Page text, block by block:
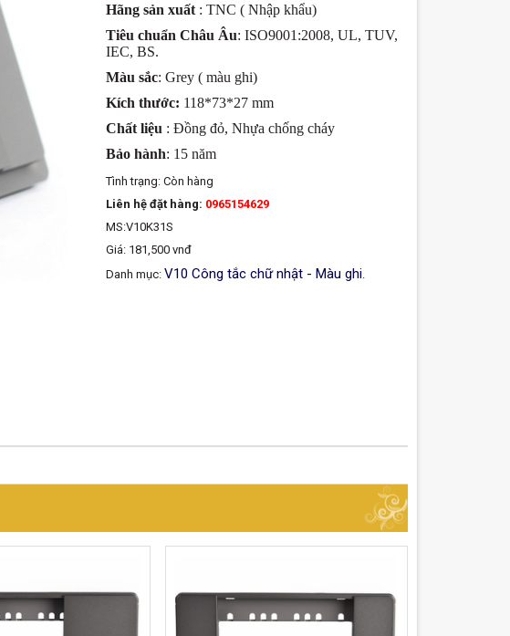
Hãng sản xuất : TNC ( Nhập khẩu)
Tiêu chuẩn Châu Âu: ISO9001:2008, UL, TUV,
IEC, BS.
Màu sắc: Grey ( màu ghi)
Kích thước: 118*73*27 mm
Chất liệu : Đồng đỏ, Nhựa chống cháy
Bảo hành: 15 năm
Tình trạng: Còn hàng
Liên hệ đặt hàng: 0965154629
MS:V10K31S
Giá: 181,500 vnđ
Danh mục:V10 Công tắc chữ nhật - Màu ghi